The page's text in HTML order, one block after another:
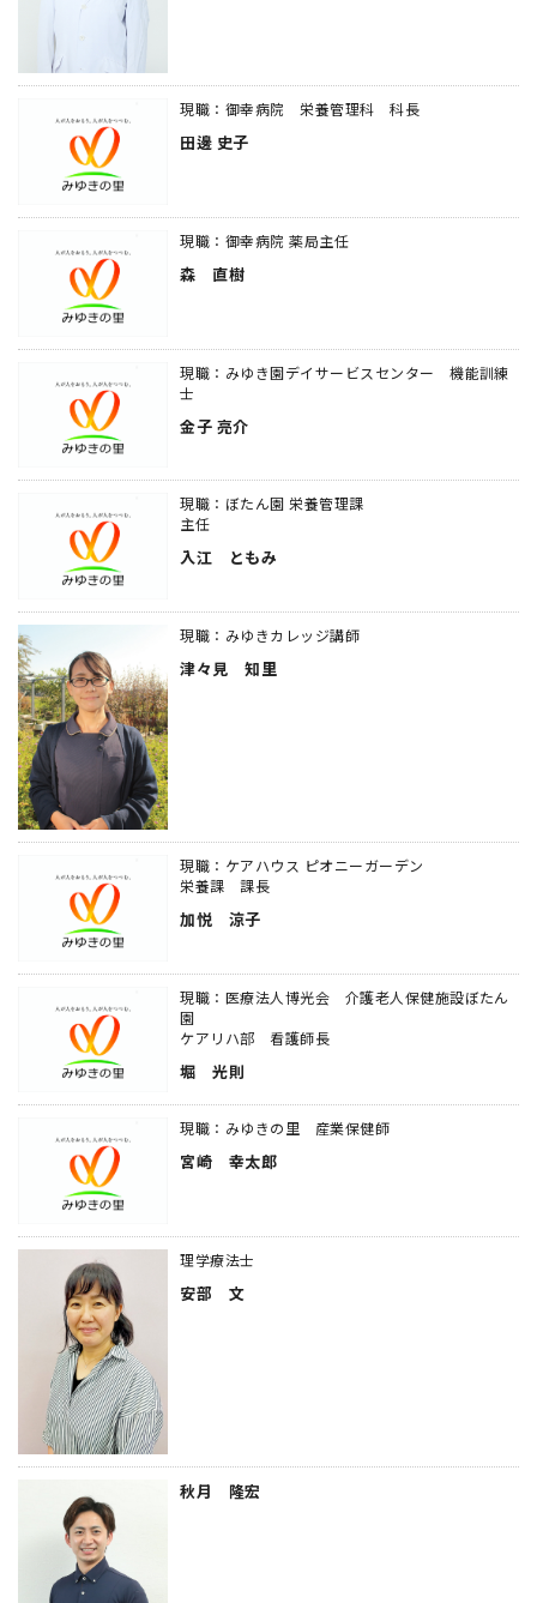
現職：御幸病院 栄養管理科 科長
田邊 史子
現職：御幸病院 薬局主任
森 直樹
現職：みゆき園デイサービスセンター 機能訓練
士
金子 亮介
現職：ぼたん園 栄養管理課
主任
入江 ともみ
現職：みゆきカレッジ講師
津々見 知里
現職：ケアハウス ピオニーガーデン
栄養課 課長
加悦 涼子
現職：医療法人博光会 介護老人保健施設ぼたん
園
ケアリハ部 看護師長
堀 光則
現職：みゆきの里 産業保健師
宮崎 幸太郎
理学療法士
安部 文
秋月 隆宏